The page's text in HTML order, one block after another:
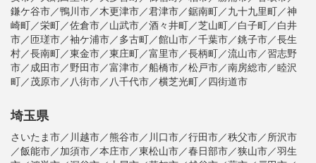
鎌ケ谷市／鴨川市／木更津市／君津市／鋸南町／九十九里町／神
崎町／栄町／佐倉市／山武市／酒々井町／芝山町／白子町／白井
市／匝瑳市／袖ケ浦市／多古町／館山市／千葉市／銚子市／長生
村／長南町／東金市／東庄町／富里市／長柄町／流山市／習志野
市／成田市／野田市／富津市／船橋市／松戸市／南房総市／睦沢
町／茂原市／八街市／八千代市／横芝光町／四街道市
埼玉県
さいたま市／川越市／熊谷市／川口市／行田市／秩父市／所沢市
／飯能市／加須市／本庄市／東松山市／春日部市／狭山市／羽生